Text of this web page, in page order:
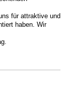
für attraktive und
haben. Wir